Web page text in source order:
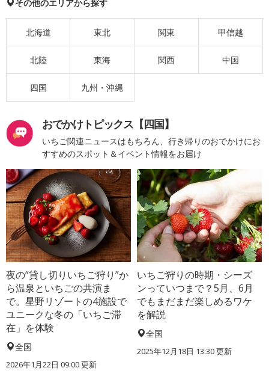
その他のエリアから探す
北海道 東北 関東 甲信越
北陸 東海 関西 中国
四国 九州・沖縄
おでかけトピックス【四国】
いちご関連ニュースはもちろん、行き帰りのおでかけにお
すすめのスポット＆イベント情報をお届け
夜の“貸し切りいちご狩り”か
ら温泉といちごの共演ま
で。星野リゾートの4施設で
ユニークな冬の「いちご滞
在」を体験
全国
2026年1月22日 09:00 更新
いちご狩りの時期・シーズ
ンっていつまで？5月、6月
でもまだまだ楽しめるワケ
を解説
全国
2025年12月18日 13:30 更新